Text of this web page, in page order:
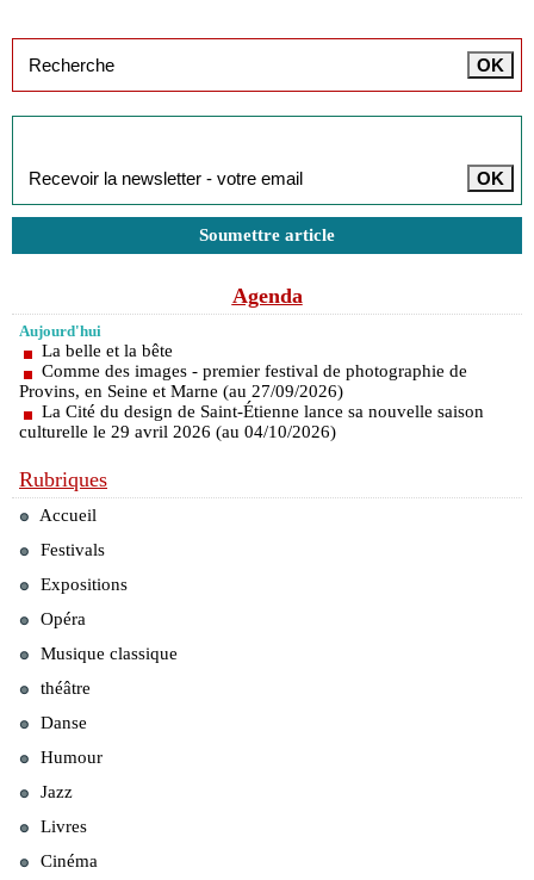
Soumettre article
Agenda
Aujourd'hui
La belle et la bête
Comme des images - premier festival de photographie de
Provins, en Seine et Marne (au 27/09/2026)
La Cité du design de Saint-Étienne lance sa nouvelle saison
culturelle le 29 avril 2026 (au 04/10/2026)
Rubriques
Accueil
Festivals
Expositions
Opéra
Musique classique
théâtre
Danse
Humour
Jazz
Livres
Cinéma